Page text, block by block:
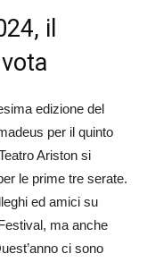
il
edizione del
per il quinto
Ariston si
le prime tre serate.
ed amici su
ma anche
ci sono